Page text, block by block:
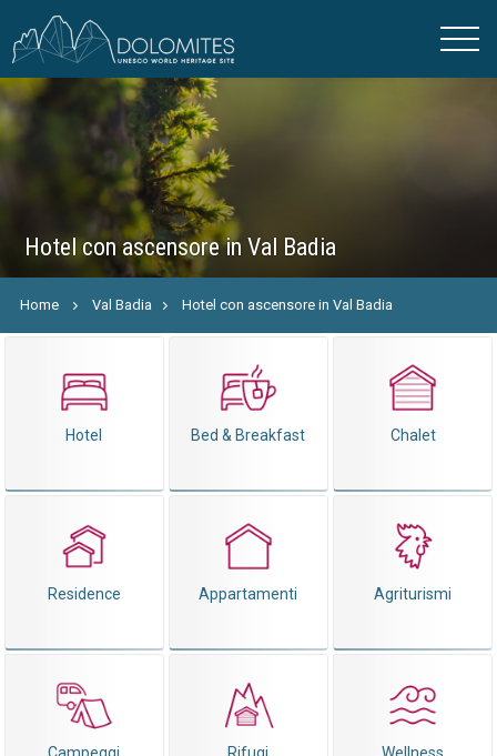
Hotel con ascensore in Val Badia
Home Val Badia Hotel con ascensore in Val Badia
Hotel Bed & Breakfast Chalet
Residence Appartamenti Agriturismi